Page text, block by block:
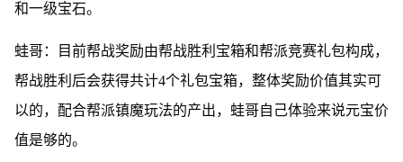
和一级宝石。
蛙哥：目前帮战奖励由帮战胜利宝箱和帮派竞赛礼包构成，
帮战胜利后会获得共计4个礼包宝箱，整体奖励价值其实可
以的，配合帮派镇魔玩法的产出，蛙哥自己体验来说元宝价
值是够的。